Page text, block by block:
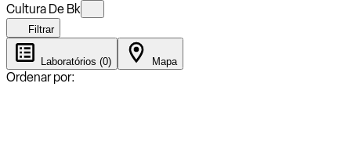
Cultura De Bk
Filtrar
Laboratórios (0) Mapa
Ordenar por: